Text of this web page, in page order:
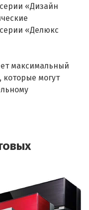
«Дизайн
«Делюкс
максимальный
могут